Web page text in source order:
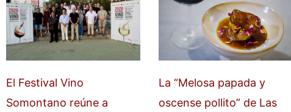
El Festival Vino
Somontano reúne a
La “Melosa papada y
oscense pollito” de Las